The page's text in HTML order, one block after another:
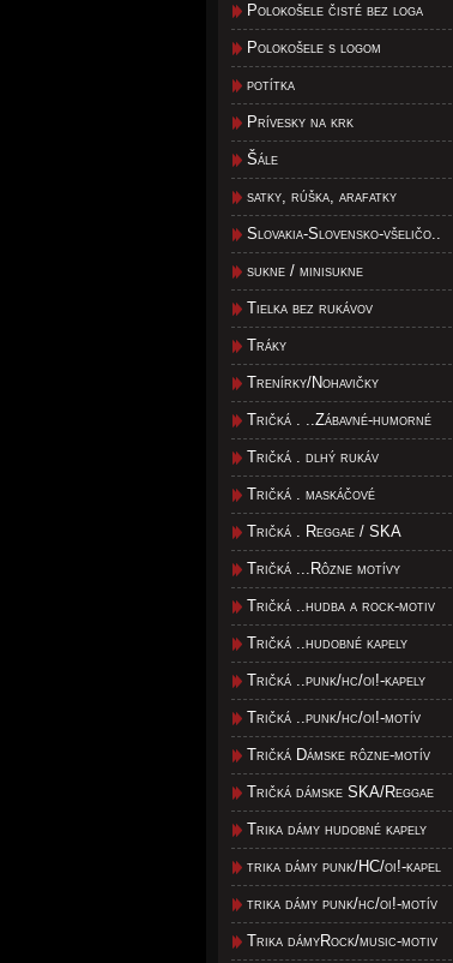
Polokošele čisté bez loga
Polokošele s logom
potítka
Prívesky na krk
Šále
satky, rúška, arafatky
Slovakia-Slovensko-všeličo..
sukne / minisukne
Tielka bez rukávov
Tráky
Trenírky/Nohavičky
Tričká . ..Zábavné-humorné
Tričká . dlhý rukáv
Tričká . maskáčové
Tričká . Reggae / SKA
Tričká ...Rôzne motívy
Tričká ..hudba a rock-motiv
Tričká ..hudobné kapely
Tričká ..punk/hc/oi!-kapely
Tričká ..punk/hc/oi!-motív
Tričká Dámske rôzne-motív
Tričká dámske SKA/Reggae
Trika dámy hudobné kapely
trika dámy punk/HC/oi!-kapel
trika dámy punk/hc/oi!-motív
Trika dámyRock/music-motiv